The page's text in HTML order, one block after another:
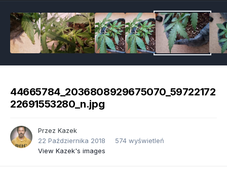
44665784_2036808929675070_59722172
22691553280_n.jpg
Przez Kazek
22 Października 2018
574 wyświetleń
View Kazek's images